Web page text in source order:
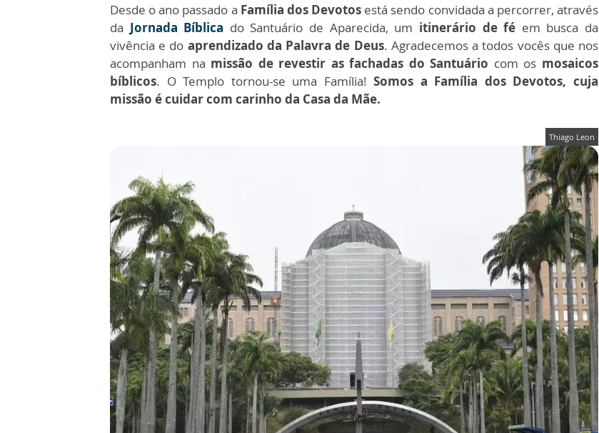
Desde o ano passado a Família dos Devotos está sendo convidada a percorrer, através
da Jornada Bíblica do Santuário de Aparecida, um itinerário de fé em busca da
vivência e do aprendizado da Palavra de Deus. Agradecemos a todos vocês que nos
acompanham na missão de revestir as fachadas do Santuário com os mosaicos
bíblicos. O Templo tornou-se uma Família!Somos a Família dos Devotos, cuja
missão é cuidar com carinho da Casa da Mãe.
Thiago Leon